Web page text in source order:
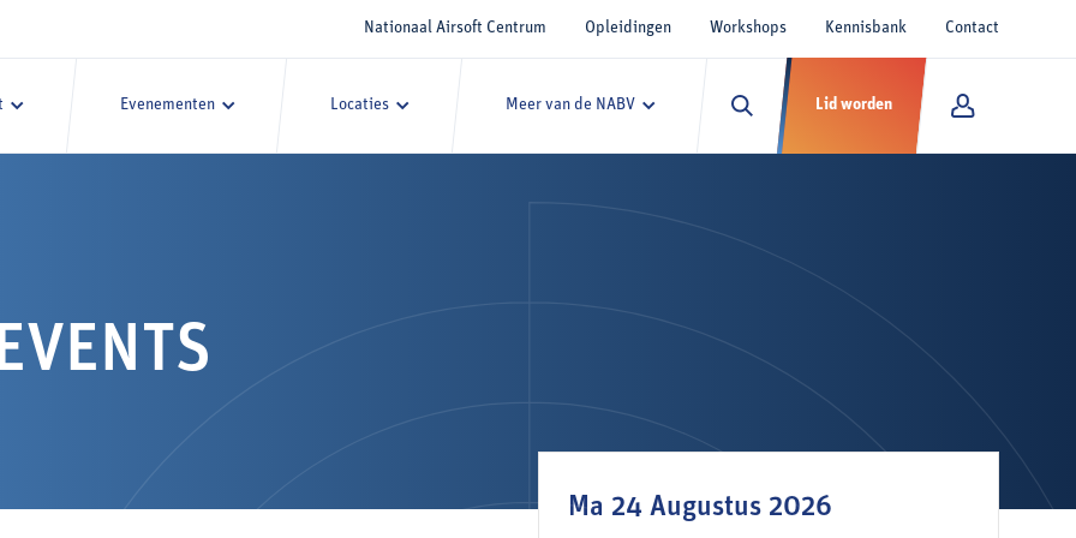
Nationaal Airsoft Centrum Opleidingen Workshops Kennisbank Contact
Evenementen Locaties Meer van de NABV Lid worden
Ma 24 Augustus 2026